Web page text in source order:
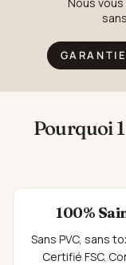
Pourquoi
100%
Sans PVC, sans
Certifié FSC.